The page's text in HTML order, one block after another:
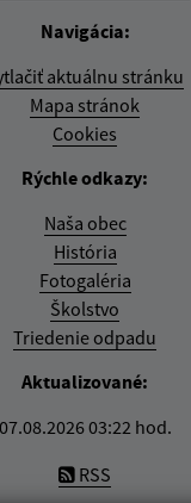
Navigácia:
aktuálnu stránku
Mapa stránok
Cookies
Rýchle odkazy:
Naša obec
História
Fotogaléria
Školstvo
Triedenie odpadu
Aktualizované:
07.08.2026 03:22 hod.
RSS